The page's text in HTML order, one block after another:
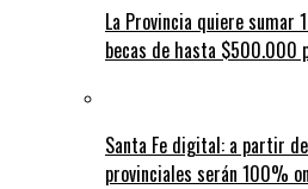
La Provincia quiere sumar
becas de hasta $500.000
Santa Fe digital: a partir
provinciales serán 100%